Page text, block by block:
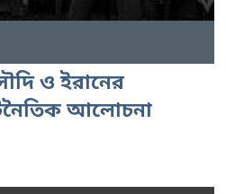
ও ইরানের
আলোচনা